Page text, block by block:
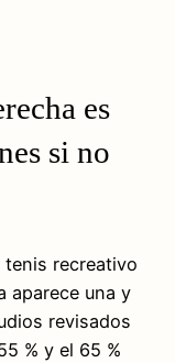
es
si no
tenis recreativo
aparece una y
revisados
% y el 65 %